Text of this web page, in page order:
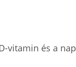
vitamin és a